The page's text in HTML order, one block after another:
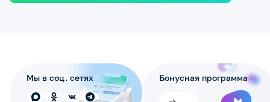
Мы в соц. сетях Бонусная программа